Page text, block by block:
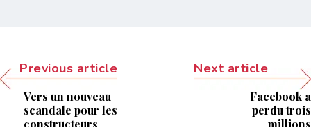
Previous article
Vers un nouveau
scandale pour les
Next article
Facebook a
perdu trois